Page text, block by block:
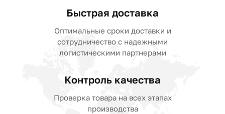
Быстрая доставка
Оптимальные сроки доставки и
сотрудничество с надежными
логистическими партнерами
Контроль качества
Проверка товара на всех этапах
производства